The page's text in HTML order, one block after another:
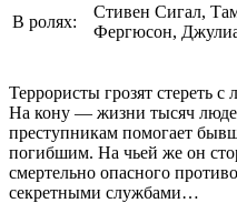
В ролях:
Стивен Сигал,
Фергюсон,
Террористы грозят стереть
На кону — жизни тысяч
преступникам помогает
погибшим. На чьей же он
смертельно опасного
секретными службами…